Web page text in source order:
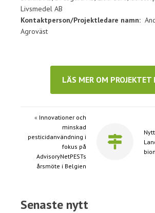
Livsmedel AB
Kontaktperson/Projektledare namn:
Agroväst
LÄS MER OM PROJEKTET
« Innovationer och
minskad
pesticidanvändning i
fokus på
AdvisoryNetPESTs
årsmöte i Belgien
Senaste nytt